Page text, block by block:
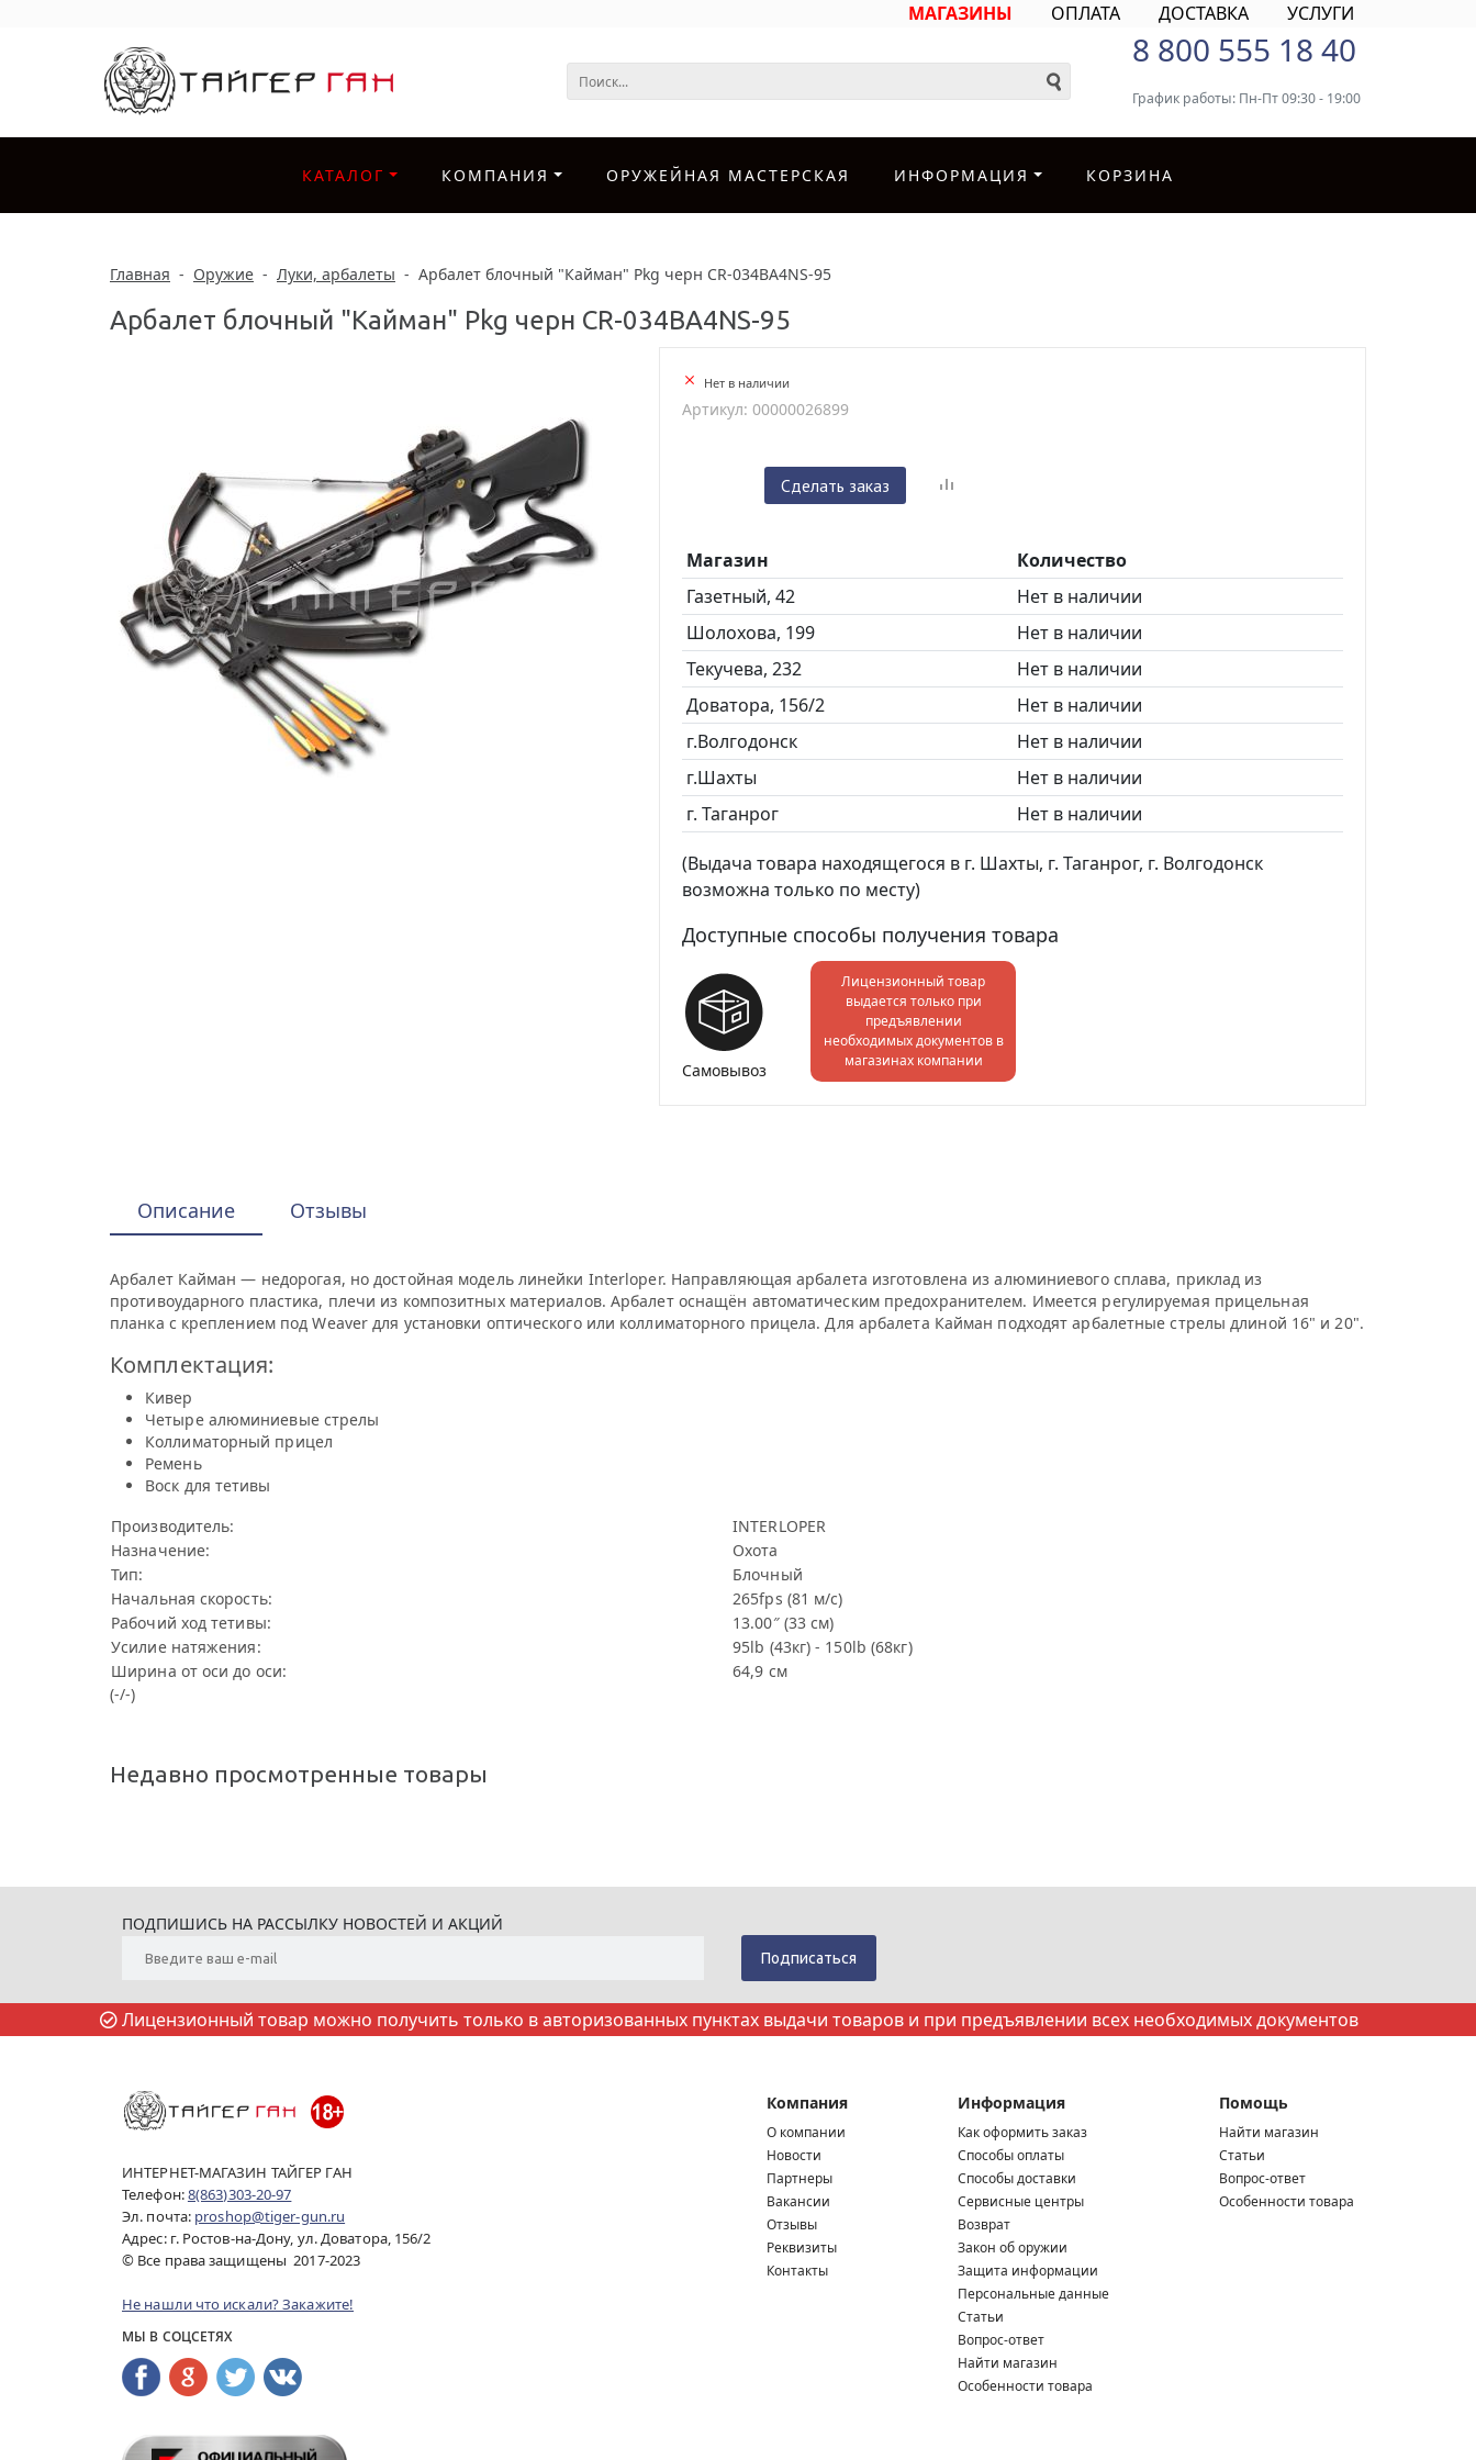
МАГАЗИНЫ ОПЛАТА ДОСТАВКА УСЛУГИ
8 800 555 18 40
График работы: Пн-Пт 09:30 - 19:00
КАТАЛОГ КОМПАНИЯ ОРУЖЕЙНАЯ МАСТЕРСКАЯ ИНФОРМАЦИЯ КОРЗИНА
Главная - Оружие - Луки, арбалеты - Арбалет блочный "Кайман" Pkg черн CR-034BA4NS-95
Арбалет блочный "Кайман" Pkg черн CR-034BA4NS-95
Нет в наличии
Артикул: 00000026899
Сделать заказ
Магазин
Количество
Газетный, 42
Нет в наличии
Шолохова, 199
Нет в наличии
Текучева, 232
Нет в наличии
Доватора, 156/2
Нет в наличии
г.Волгодонск
Нет в наличии
г.Шахты
Нет в наличии
г. Таганрог
Нет в наличии
(Выдача товара находящегося в г. Шахты, г. Таганрог, г. Волгодонск
возможна только по месту)
Доступные способы получения товара
Самовывоз
Лицензионный товар
выдается только при
предъявлении
необходимых документов в
магазинах компании
Описание Отзывы
Арбалет Кайман — недорогая, но достойная модель линейки Interloper. Направляющая арбалета изготовлена из алюминиевого сплава, приклад из
противоударного пластика, плечи из композитных материалов. Арбалет оснащён автоматическим предохранителем. Имеется регулируемая прицельная
планка с креплением под Weaver для установки оптического или коллиматорного прицела. Для арбалета Кайман подходят арбалетные стрелы длиной 16" и 20".
Комплектация:
Кивер
Четыре алюминиевые стрелы
Коллиматорный прицел
Ремень
Воск для тетивы
Производитель:
INTERLOPER
Назначение:
Охота
Тип:
Блочный
Начальная скорость:
265fps (81 м/с)
Рабочий ход тетивы:
13.00″ (33 см)
Усилие натяжения:
95lb (43кг) - 150lb (68кг)
Ширина от оси до оси:
64,9 см
(-/-)
Недавно просмотренные товары
ПОДПИШИСЬ НА РАССЫЛКУ НОВОСТЕЙ И АКЦИЙ
Лицензионный товар можно получить только в авторизованных пунктах выдачи товаров и при предъявлении всех необходимых документов
ИНТЕРНЕТ-МАГАЗИН ТАЙГЕР ГАН
Телефон:8(863)303-20-97
Эл. почта: proshop@tiger-gun.ru
Адрес: г. Ростов-на-Дону, ул. Доватора, 156/2
© Все права защищены 2017-2023
Не нашли что искали? Закажите!
МЫ В СОЦСЕТЯХ
Компания
О компании
Новости
Партнеры
Вакансии
Отзывы
Реквизиты
Контакты
Информация
Как оформить заказ
Способы оплаты
Способы доставки
Сервисные центры
Возврат
Закон об оружии
Защита информации
Персональные данные
Статьи
Вопрос-ответ
Найти магазин
Особенности товара
Помощь
Найти магазин
Статьи
Вопрос-ответ
Особенности товара